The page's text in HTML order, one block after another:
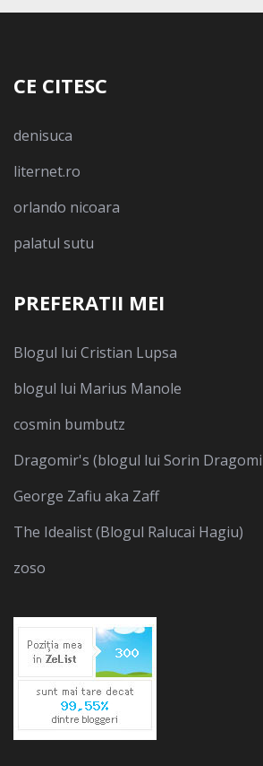
CE CITESC
denisuca
liternet.ro
orlando nicoara
palatul sutu
PREFERATII MEI
Blogul lui Cristian Lupsa
blogul lui Marius Manole
cosmin bumbutz
Dragomir's (blogul lui Sorin
George Zafiu aka Zaff
The Idealist (Blogul Ralucai Hagiu)
zoso